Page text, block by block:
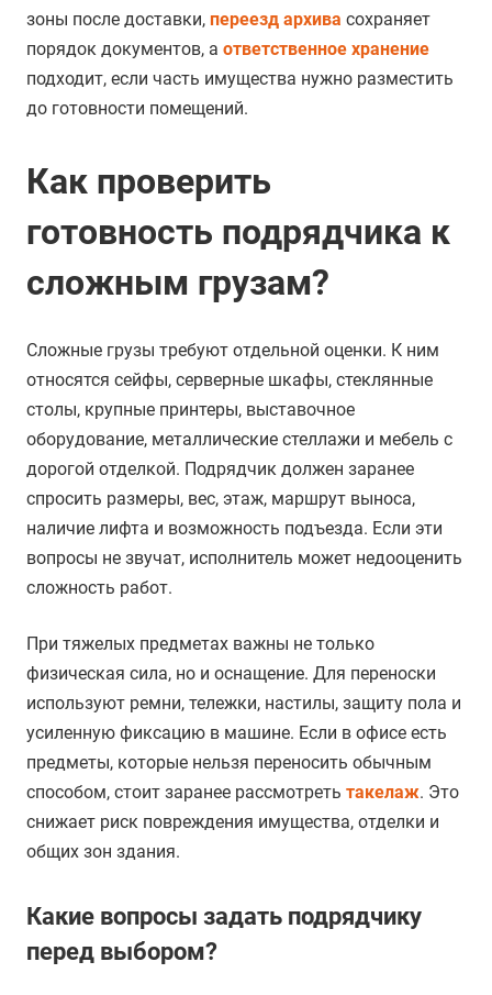
зоны после доставки, переезд архива сохраняет
порядок документов, а ответственное хранение
подходит, если часть имущества нужно разместить
до готовности помещений.
Как проверить
готовность подрядчика к
сложным грузам?
Сложные грузы требуют отдельной оценки. К ним
относятся сейфы, серверные шкафы, стеклянные
столы, крупные принтеры, выставочное
оборудование, металлические стеллажи и мебель с
дорогой отделкой. Подрядчик должен заранее
спросить размеры, вес, этаж, маршрут выноса,
наличие лифта и возможность подъезда. Если эти
вопросы не звучат, исполнитель может недооценить
сложность работ.
При тяжелых предметах важны не только
физическая сила, но и оснащение. Для переноски
используют ремни, тележки, настилы, защиту пола и
усиленную фиксацию в машине. Если в офисе есть
предметы, которые нельзя переносить обычным
способом, стоит заранее рассмотреть такелаж. Это
снижает риск повреждения имущества, отделки и
общих зон здания.
Какие вопросы задать подрядчику
перед выбором?